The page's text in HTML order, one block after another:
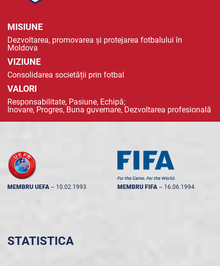
MISIUNE
Dezvoltarea, promovarea și protejarea fotbalului în
Moldova
VIZIUNE
Consolidarea societății prin fotbal
VALORI
Responsabilitate, Pasiune, Echipă;
Inovare, Progres, Buna guvernare, Dezvoltarea profesională
MEMBRU UEFA -- 10.02.1993 MEMBRU FIFA -- 16.06.1994
STATISTICA